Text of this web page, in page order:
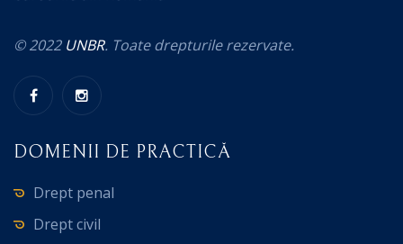
© 2022 UNBR. Toate drepturile rezervate.
DOMENII DE PRACTICĂ
Drept penal
Drept civil